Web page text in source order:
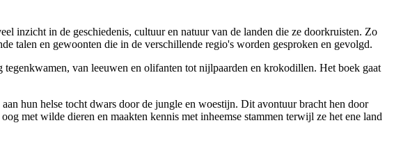
inzicht in de geschiedenis, cultuur en natuur van de landen die ze doorkruisten. Zo
talen en gewoonten die in de verschillende regio's worden gesproken en gevolgd.
van leeuwen en olifanten tot nijlpaarden en krokodillen. Het boek gaat
hun helse tocht dwars door de jungle en woestijn. Dit avontuur bracht hen door
met wilde dieren en maakten kennis met inheemse stammen terwijl ze het ene land